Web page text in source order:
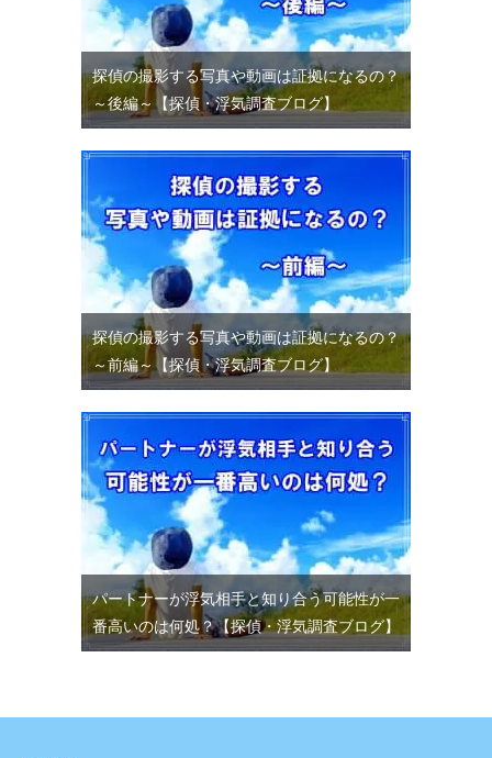
探偵の撮影する写真や動画は証拠になるの？
～後編～【探偵・浮気調査ブログ】
探偵の撮影する写真や動画は証拠になるの？
～前編～【探偵・浮気調査ブログ】
パートナーが浮気相手と知り合う可能性が一
番高いのは何処？【探偵・浮気調査ブログ】